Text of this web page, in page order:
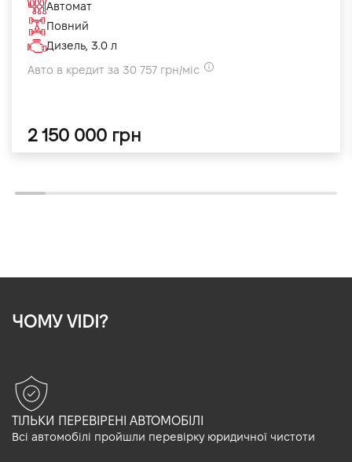
Автомат
Повний
Дизель, 3.0 л
Авто в кредит за 30 757 грн/міс
2 150 000 грн
ЧОМУ VIDI?
ТІЛЬКИ ПЕРЕВІРЕНІ АВТОМОБІЛІ
Всі автомобілі пройшли перевірку юридичної чистоти